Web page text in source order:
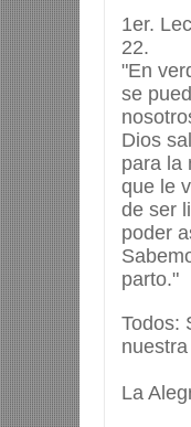
1er.
22.
"En
se
Dios
para la
que le
de ser
poder
parto."
Todos:
La